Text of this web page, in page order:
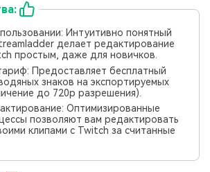
Интуитивно понятный
делает редактирование
простым, даже для новичков.
Предоставляет бесплатный
знаков на экспортируемых
до 720p разрешения).
Оптимизированные
позволяют вам редактировать
клипами с Twitch за считанные